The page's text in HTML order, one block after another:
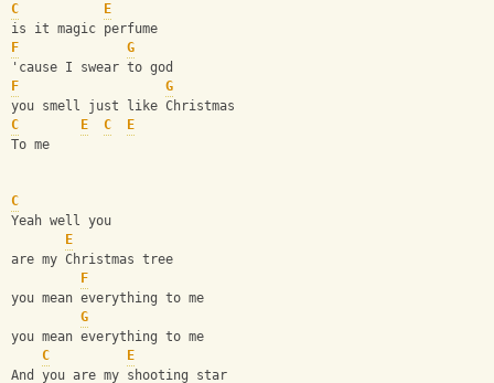
C
E
is it magic perfume
F
G
'cause I swear to god
F
G
you smell just like Christmas
C
E C
E
To me
C
Yeah well you
E
are my Christmas tree
F
you mean everything to me
G
you mean everything to me
C
E
And you are my shooting star